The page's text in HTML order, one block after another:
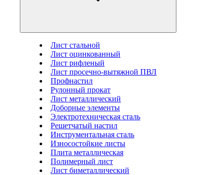
Лист стальной
Лист оцинкованный
Лист рифленый
Лист просечно-вытяжной ПВЛ
Профнастил
Рулонный прокат
Лист металлический
Доборные элементы
Электротехническая сталь
Решетчатый настил
Инструментальная сталь
Износостойкие листы
Плита металлическая
Полимерный лист
Лист биметаллический